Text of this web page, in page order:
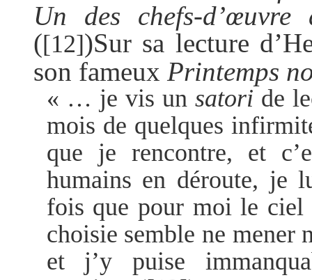
Un des chefs-d’œuvre
([12])Sur sa lecture
son fameux Printemps
« … je vis un satori de
mois de quelques
que je rencontre, et
humains en déroute, je
fois que pour moi le ciel
choisie semble ne mener
et j’y puise